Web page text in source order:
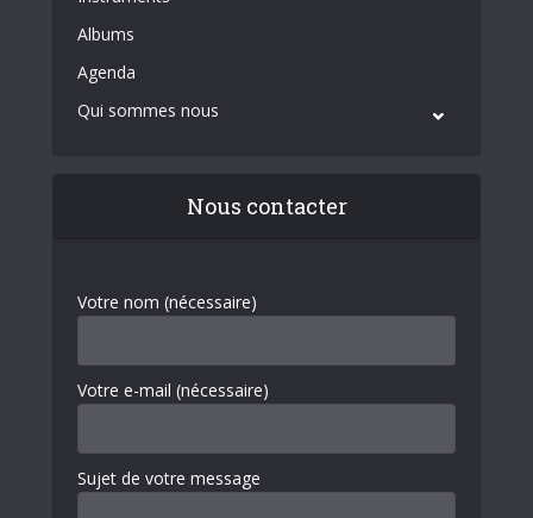
Albums
Agenda
Qui sommes nous
Nous contacter
Votre nom (nécessaire)
Votre e-mail (nécessaire)
Sujet de votre message